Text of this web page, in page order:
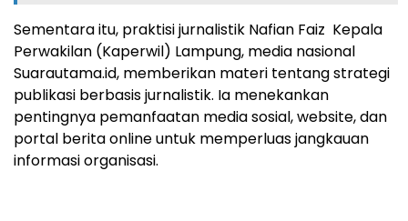
Sementara itu, praktisi jurnalistik Nafian Faiz Kepala
Perwakilan (Kaperwil) Lampung, media nasional
Suarautama.id, memberikan materi tentang strategi
publikasi berbasis jurnalistik. Ia menekankan
pentingnya pemanfaatan media sosial, website, dan
portal berita online untuk memperluas jangkauan
informasi organisasi.